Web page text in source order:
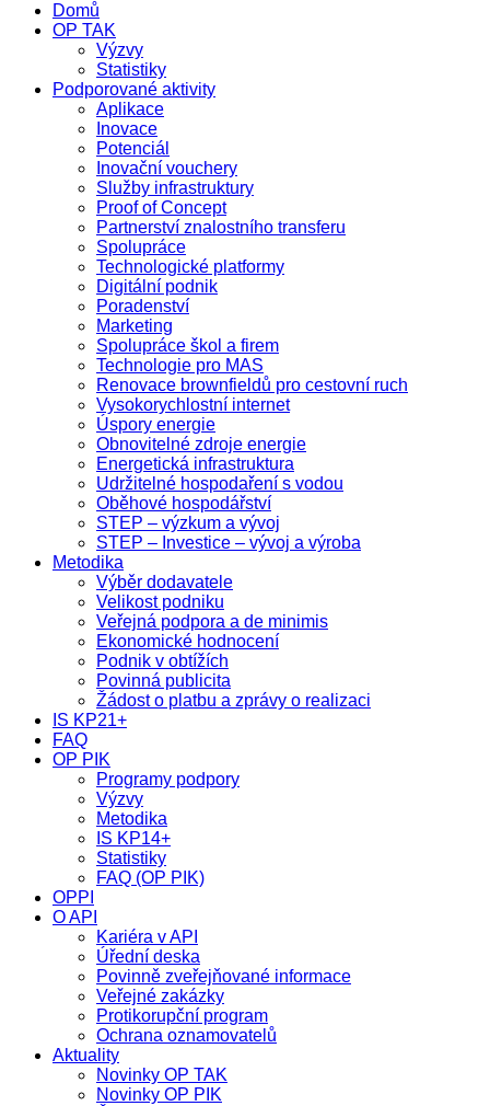
Domů
OP TAK
Výzvy
Statistiky
Podporované aktivity
Aplikace
Inovace
Potenciál
Inovační vouchery
Služby infrastruktury
Proof of Concept
Partnerství znalostního transferu
Spolupráce
Technologické platformy
Digitální podnik
Poradenství
Marketing
Spolupráce škol a firem
Technologie pro MAS
Renovace brownfieldů pro cestovní ruch
Vysokorychlostní internet
Úspory energie
Obnovitelné zdroje energie
Energetická infrastruktura
Udržitelné hospodaření s vodou
Oběhové hospodářství
STEP – výzkum a vývoj
STEP – Investice – vývoj a výroba
Metodika
Výběr dodavatele
Velikost podniku
Veřejná podpora a de minimis
Ekonomické hodnocení
Podnik v obtížích
Povinná publicita
Žádost o platbu a zprávy o realizaci
IS KP21+
FAQ
OP PIK
Programy podpory
Výzvy
Metodika
IS KP14+
Statistiky
FAQ (OP PIK)
OPPI
O API
Kariéra v API
Úřední deska
Povinně zveřejňované informace
Veřejné zakázky
Protikorupční program
Ochrana oznamovatelů
Aktuality
Novinky OP TAK
Novinky OP PIK